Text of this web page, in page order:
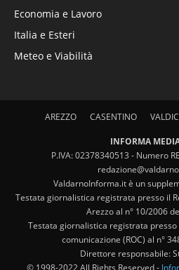
Economia e Lavoro
Italia e Esteri
Meteo e Viabilità
AREZZO CASENTINO
INFORMA
P.IVA: 02378340513 - Numero
ValdarnoInforma.it è un
Testata giornalistica registrata presso il
Arezzo al n° 10/2006
Testata giornalistica registrata
comunicazione (ROC) al n°
Direttore responsabile:
© 1998-2022 All Rights Reserved -